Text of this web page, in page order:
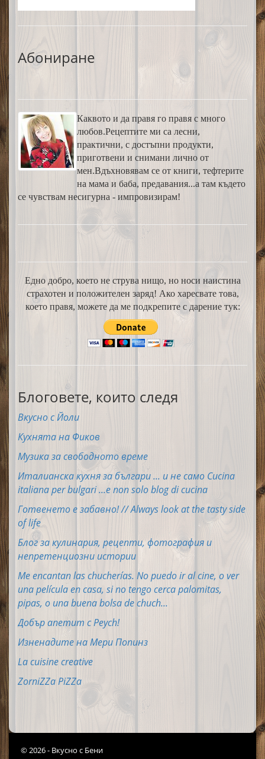
Абониране
Каквото и да правя го правя с много
любов.Рецептите ми са лесни,
практични, с достъпни продукти,
приготвени и снимани лично от
мен.Вдъхновявам се от книги, тефтерите
на мама и баба, предавания...а там където
се чувствам несигурна - импровизирам!
Едно добро, което не струва нищо, но носи наистина
страхотен и положителен заряд! Ако харесвате това,
което правя, можете да ме подкрепите с дарение тук:
Блоговете, които следя
Вкусно с Йоли
Кухнята на Фиков
Музика за свободното време
Италианска кухня за българи ... и не само Cucina
italiana per bulgari ...e non solo blog di cucina
Готвенето е забавно! // Always look at the tasty side
of life
Блог за кулинария, рецепти, фотография и
непретенциозни истории
Me encantan las chucherías. No puedo ir al cine, o ver
una película en casa, si no tengo cerca palomitas,
pipas, o una buena bolsa de chuch...
Добър апетит с Peych!
Изненадите на Мери Попинз
La cuisine creative
ZorniZZa PiZZa
© 2026 - Вкусно с Бени